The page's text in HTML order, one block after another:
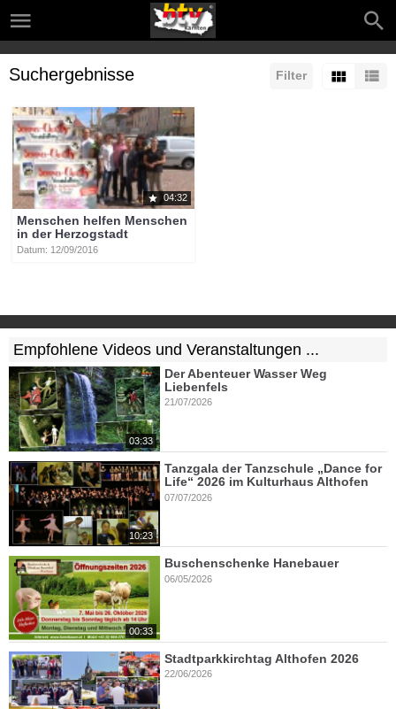
Filter
Suchergebnisse
04:32
Menschen helfen Menschen
in der Herzogstadt
Datum: 12/09/2016
Empfohlene Videos und Veranstaltungen ...
03:33
Der Abenteuer Wasser Weg
Liebenfels
21/07/2026
10:23
Tanzgala der Tanzschule „Dance for
Life“ 2026 im Kulturhaus Althofen
07/07/2026
00:33
Buschenschenke Hanebauer
06/05/2026
Stadtparkkirchtag Althofen 2026
22/06/2026